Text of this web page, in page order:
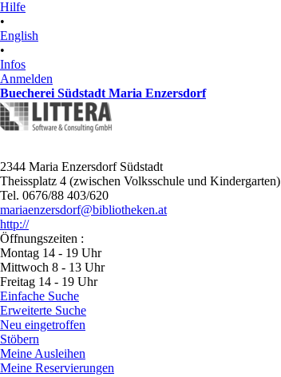
Hilfe
•
English
•
Infos
Anmelden
Buecherei Südstadt Maria Enzersdorf
2344 Maria Enzersdorf Südstadt
Theissplatz 4 (zwischen Volksschule und Kindergarten)
Tel. 0676/88 403/620
mariaenzersdorf@bibliotheken.at
http://
Öffnungszeiten :
Montag 14 - 19 Uhr
Mittwoch 8 - 13 Uhr
Freitag 14 - 19 Uhr
Einfache Suche
Erweiterte Suche
Neu eingetroffen
Stöbern
Meine Ausleihen
Meine Reservierungen